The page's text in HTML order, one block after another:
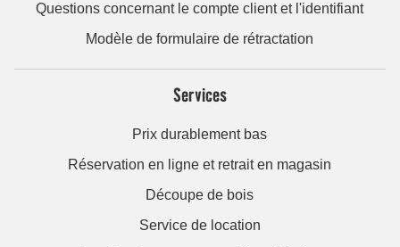
Questions concernant le compte client et l'identifiant
Modèle de formulaire de rétractation
Services
Prix durablement bas
Réservation en ligne et retrait en magasin
Découpe de bois
Service de location